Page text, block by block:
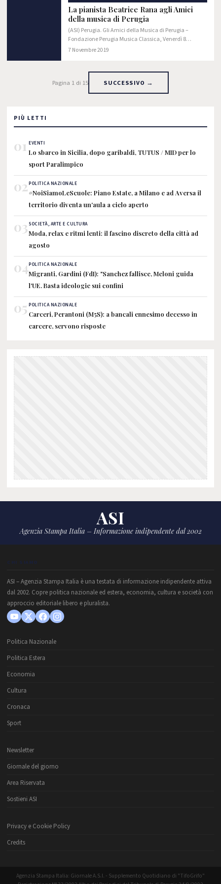
La pianista Beatrice Rana agli Amici
della musica di Perugia
(ASI) Perugia. Gli Amici della Musica di Perugia –
Fondazione Perugia Musica Classica, Venerdì 8
novembre 2019 alle ore 20:30 presso il Teatro Morlacchi
7 Novembre 2019
Pagina 1 di 15 SUCCESSIVO →
PIÙ LETTI
01 EVENTI
Lo sbarco in Sicilia, dopo garibaldi, TUTUS / MID per lo
sport Paralimpico
02POLITICA NAZIONALE
#NoiSiamoLeScuole: Piano Estate, a Milano e ad Aversa il
territorio diventa un'aula a cielo aperto
03SOCIETÀ, ARTE E CULTURA
Moda, relax e ritmi lenti: il fascino discreto della città ad
agosto
04POLITICA NAZIONALE
Migranti, Gardini (FdI): "Sanchez fallisce, Meloni guida
l'UE. Basta ideologie sui confini
05 POLITICA NAZIONALE
Carceri, Perantoni (M5S): a bancali ennesimo decesso in
carcere, servono risposte
ASI
Agenzia Stampa Italia – Informazione indipendente dal 2002
CHI SIAMO
ASI – Agenzia Stampa Italia è una testata di informazione indipendente attiva
dal 2002. Copre politica nazionale ed estera, economia, cultura e società con
approccio editoriale libero e pluralista.
Politica Nazionale
Politica Estera
Economia
Cultura
Cronaca
Sport
Newsletter
Giornale del giorno
Area Riservata
Sostieni ASI
Privacy e Cookie Policy
Credits
Agenzia Stampa Italia: Giornale A.S.I. - Supplemento Quotidiano di "TifoGrifo"